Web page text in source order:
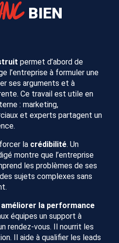
BIEN
permet d’abord de
l’entreprise à formuler une
ses arguments et à
Ce travail est utile en
: marketing,
et experts partagent un
la crédibilité. Un
montre que l’entreprise
les problèmes de ses
sujets complexes sans
améliorer la performance
équipes un support à
rendez-vous. Il nourrit les
Il aide à qualifier les leads